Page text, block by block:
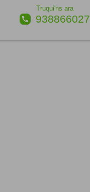
Truqui'ns ara
call 938866027